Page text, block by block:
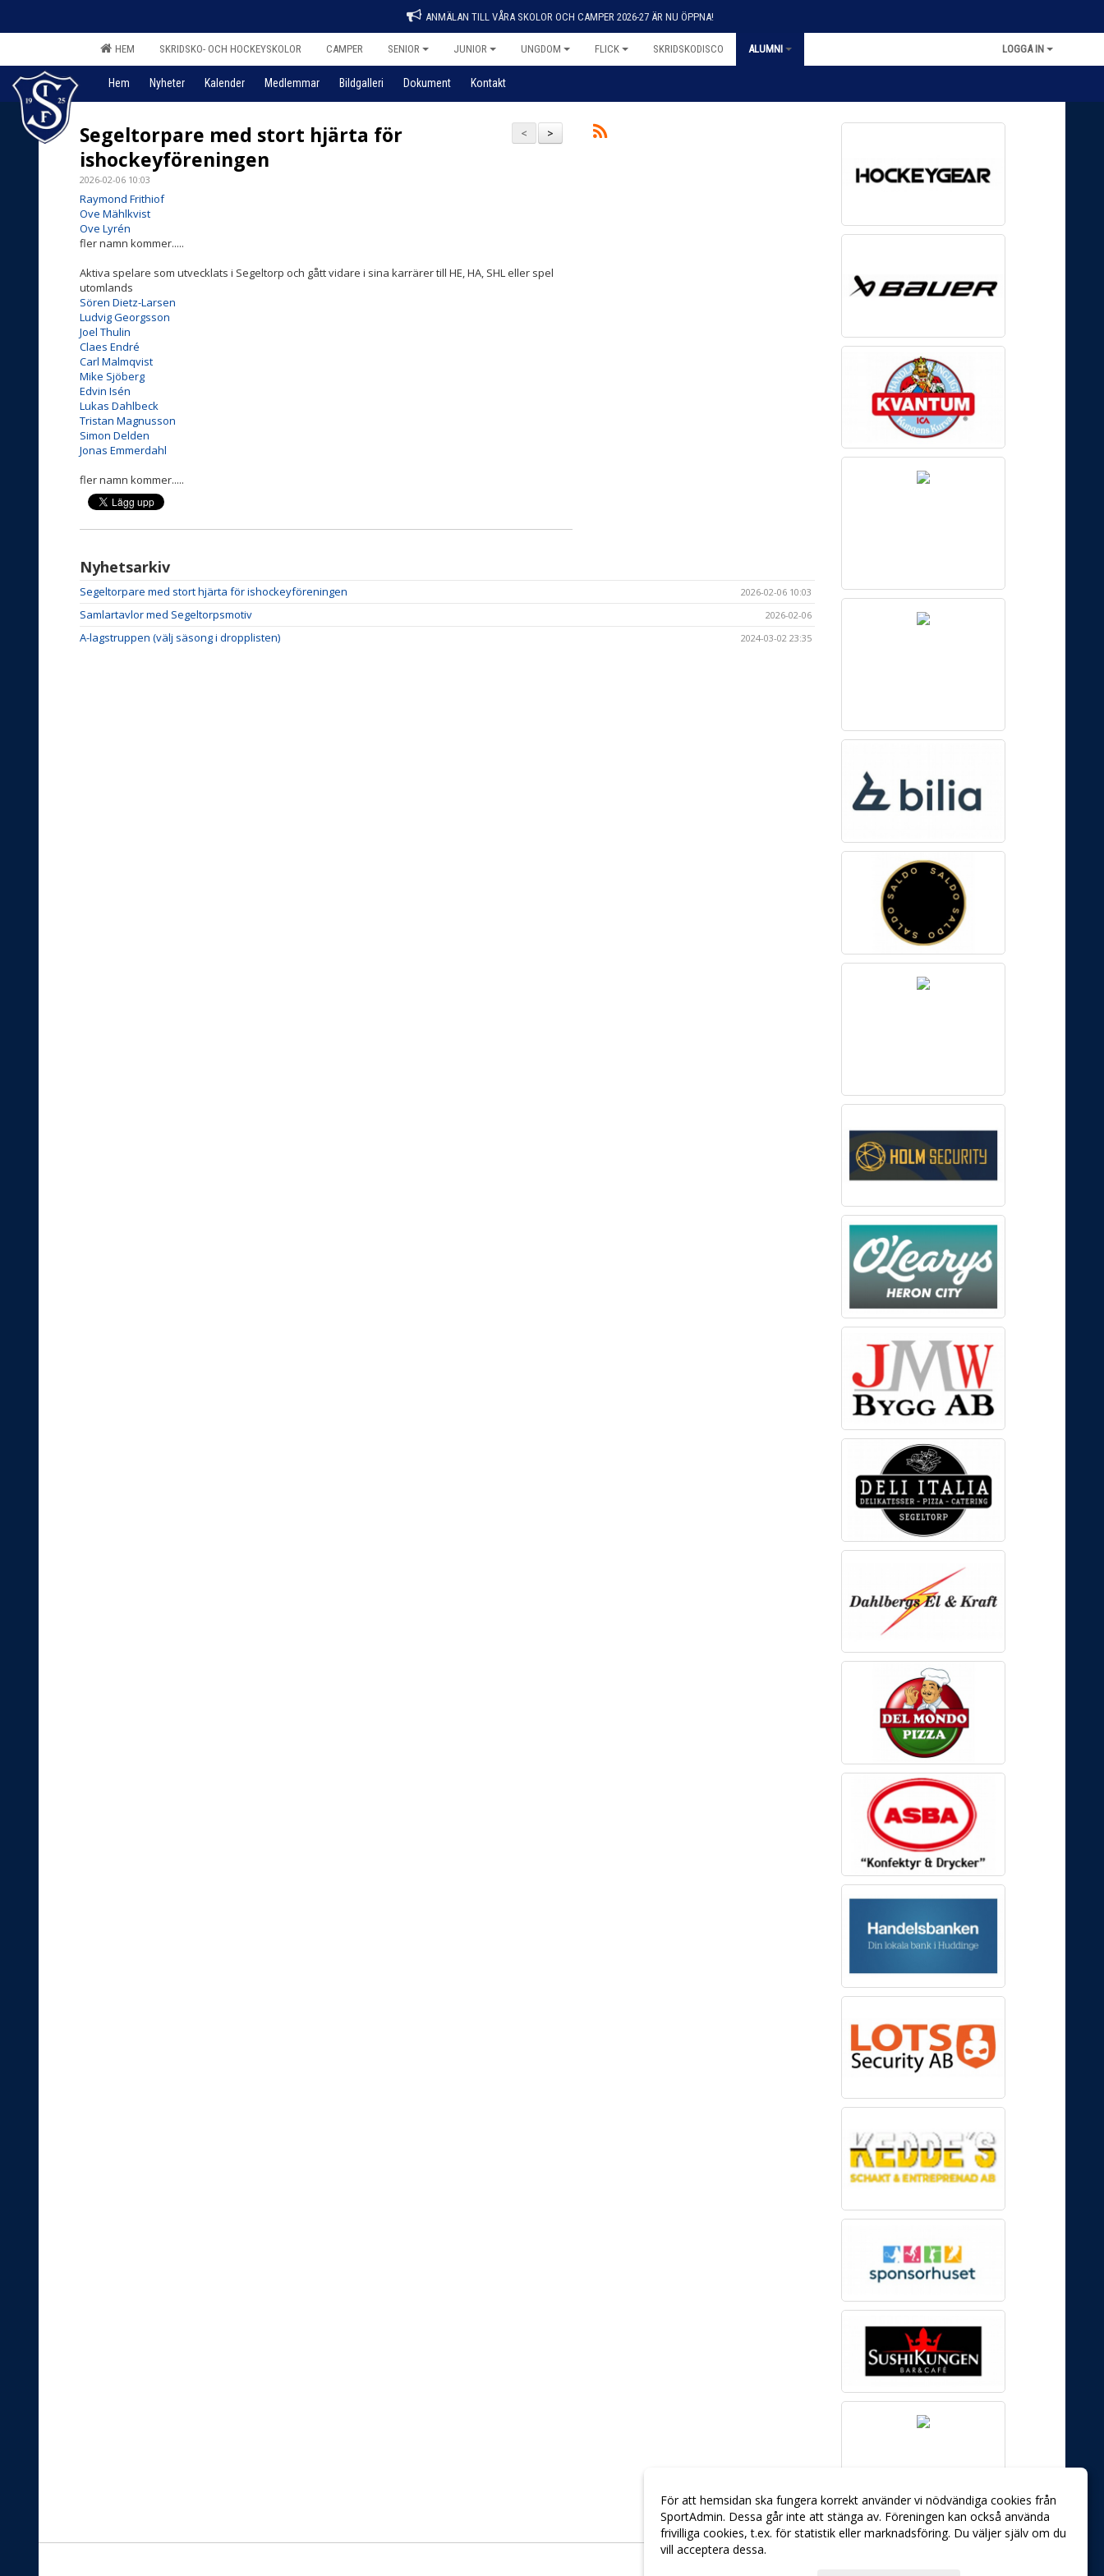
ANMÄLAN TILL VÅRA SKOLOR OCH CAMPER 2026-27 ÄR NU ÖPPNA!
HEM SKRIDSKO- OCH HOCKEYSKOLOR CAMPER SENIOR JUNIOR UNGDOM FLICK SKRIDSKODISCO ALUMNI LOGGA IN
Hem Nyheter Kalender Medlemmar Bildgalleri Dokument Kontakt
>
<
Segeltorpare med stort hjärta för
ishockeyföreningen
2026-02-06 10:03
Raymond Frithiof
Ove Mählkvist
Ove Lyrén
fler namn kommer.....
Aktiva spelare som utvecklats i Segeltorp och gått vidare i sina karrärer till HE, HA, SHL eller spel
utomlands
Sören Dietz-Larsen
Ludvig Georgsson
Joel Thulin
Claes Endré
Carl Malmqvist
Mike Sjöberg
Edvin Isén
Lukas Dahlbeck
Tristan Magnusson
Simon Delden
Jonas Emmerdahl
fler namn kommer.....
Nyhetsarkiv
Segeltorpare med stort hjärta för ishockeyföreningen 2026-02-06 10:03
Samlartavlor med Segeltorpsmotiv 2026-02-06
A-lagstruppen (välj säsong i dropplisten) 2024-03-02 23:35
För att hemsidan ska fungera korrekt använder vi nödvändiga cookies från
SportAdmin. Dessa går inte att stänga av. Föreningen kan också använda
frivilliga cookies, t.ex. för statistik eller marknadsföring. Du väljer själv om du
vill acceptera dessa.